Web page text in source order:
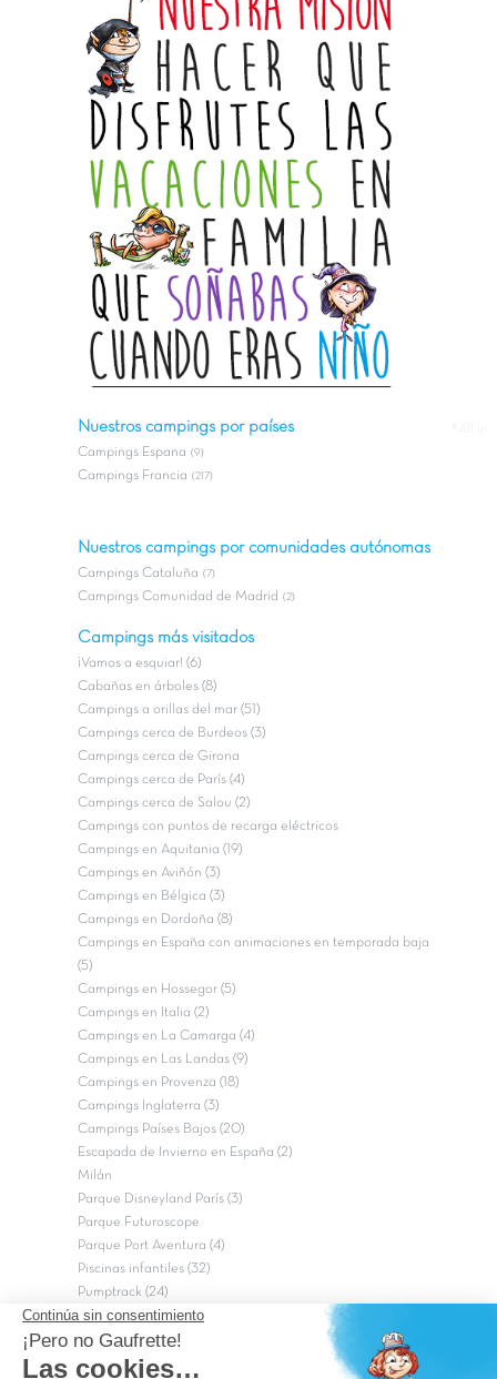
Nuestros campings por países
Campings Espana (9)
Campings Francia (217)
Nuestros campings por comunidades autónomas
Campings Cataluña (7)
Campings Comunidad de Madrid (2)
Campings más visitados
¡Vamos a esquiar! (6)
Cabañas en árboles (8)
Campings a orillas del mar (51)
Campings cerca de Burdeos (3)
Campings cerca de Girona
Campings cerca de París (4)
Campings cerca de Salou (2)
Campings con puntos de recarga eléctricos
Campings en Aquitania (19)
Campings en Aviñón (3)
Campings en Bélgica (3)
Campings en Dordoña (8)
Campings en España con animaciones en temporada baja
(5)
Campings en Hossegor (5)
Campings en Italia (2)
Campings en La Camarga (4)
Campings en Las Landas (9)
Campings en Provenza (18)
Campings Inglaterra (3)
Campings Países Bajos (20)
Escapada de Invierno en España (2)
Milán
Parque Disneyland París (3)
Parque Futuroscope
Parque Port Aventura (4)
Piscinas infantiles (32)
Pumptrack (24)
Puy du Fou (2)
Roma
Semana Santa (17)